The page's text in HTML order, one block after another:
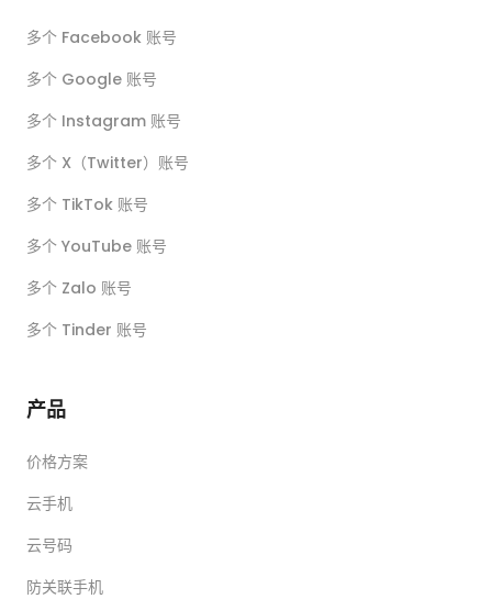
多个 Facebook 账号
多个 Google 账号
多个 Instagram 账号
多个 X（Twitter）账号
多个 TikTok 账号
多个 YouTube 账号
多个 Zalo 账号
多个 Tinder 账号
产品
价格方案
云手机
云号码
防关联手机